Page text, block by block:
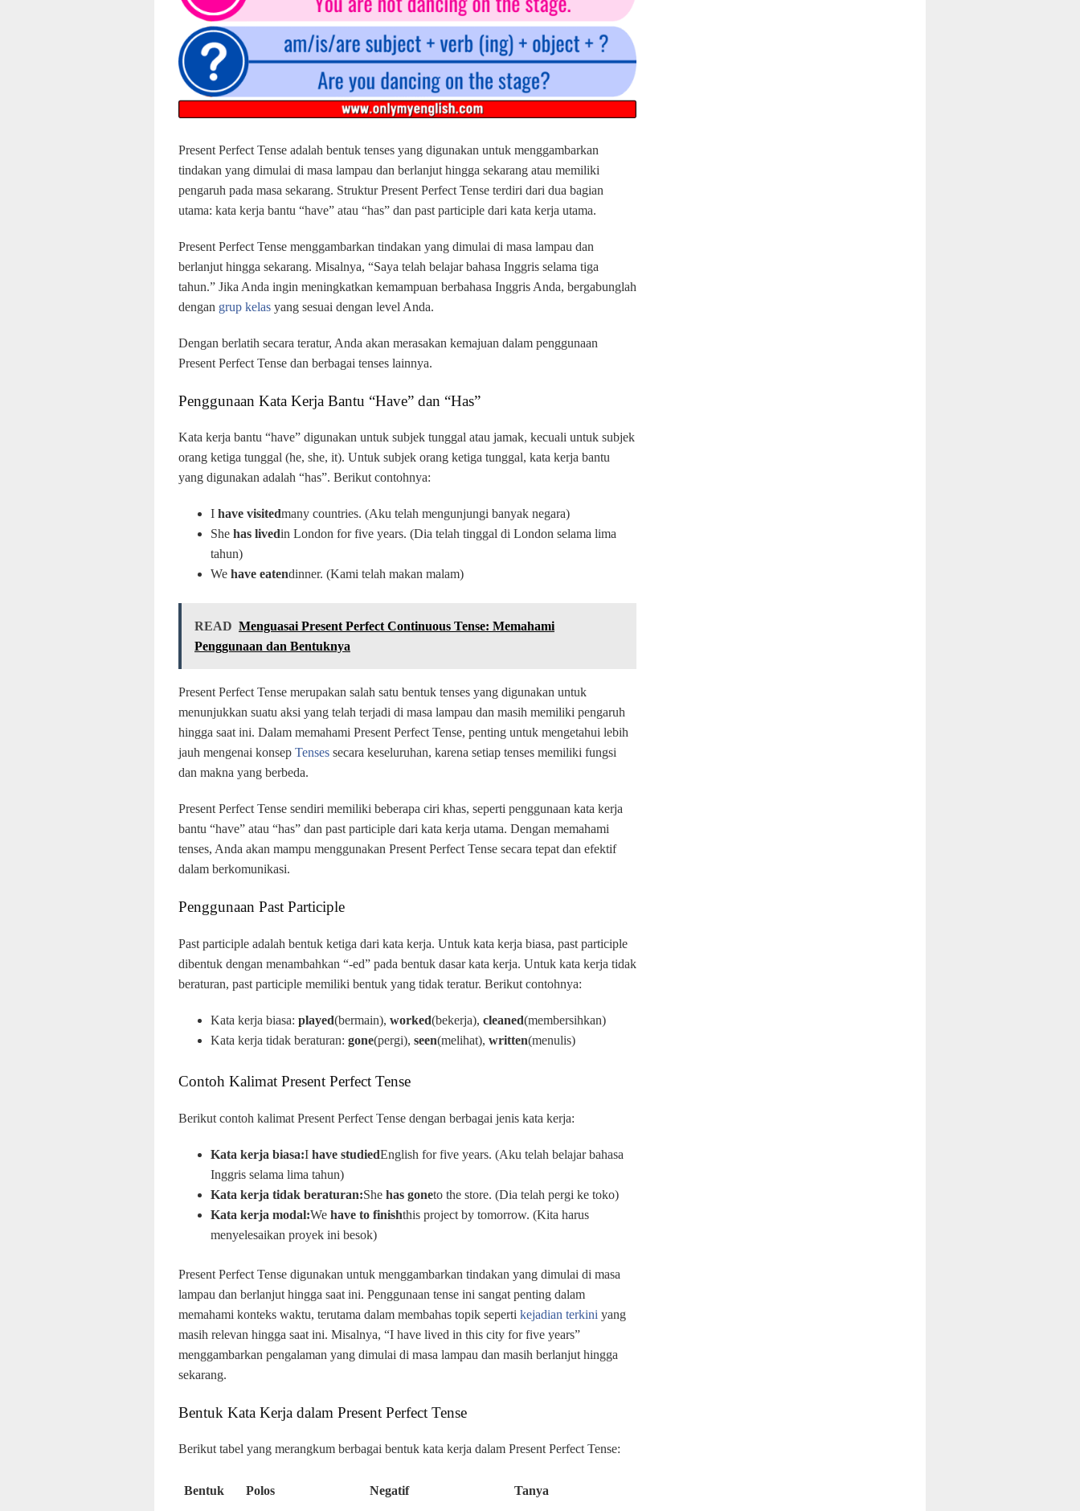
Present Perfect Tense adalah bentuk tenses yang digunakan untuk menggambarkan
tindakan yang dimulai di masa lampau dan berlanjut hingga sekarang atau memiliki
pengaruh pada masa sekarang. Struktur Present Perfect Tense terdiri dari dua bagian
utama: kata kerja bantu “have” atau “has” dan past participle dari kata kerja utama.
Present Perfect Tense menggambarkan tindakan yang dimulai di masa lampau dan
berlanjut hingga sekarang. Misalnya, “Saya telah belajar bahasa Inggris selama tiga
tahun.” Jika Anda ingin meningkatkan kemampuan berbahasa Inggris Anda, bergabunglah
dengan grup kelas yang sesuai dengan level Anda.
Dengan berlatih secara teratur, Anda akan merasakan kemajuan dalam penggunaan
Present Perfect Tense dan berbagai tenses lainnya.
Penggunaan Kata Kerja Bantu “Have” dan “Has”
Kata kerja bantu “have” digunakan untuk subjek tunggal atau jamak, kecuali untuk subjek
orang ketiga tunggal (he, she, it). Untuk subjek orang ketiga tunggal, kata kerja bantu
yang digunakan adalah “has”. Berikut contohnya:
I have visitedmany countries. (Aku telah mengunjungi banyak negara)
She has livedin London for five years. (Dia telah tinggal di London selama lima
tahun)
We have eatendinner. (Kami telah makan malam)
READ Menguasai Present Perfect Continuous Tense: Memahami
Penggunaan dan Bentuknya
Present Perfect Tense merupakan salah satu bentuk tenses yang digunakan untuk
menunjukkan suatu aksi yang telah terjadi di masa lampau dan masih memiliki pengaruh
hingga saat ini. Dalam memahami Present Perfect Tense, penting untuk mengetahui lebih
jauh mengenai konsep Tenses secara keseluruhan, karena setiap tenses memiliki fungsi
dan makna yang berbeda.
Present Perfect Tense sendiri memiliki beberapa ciri khas, seperti penggunaan kata kerja
bantu “have” atau “has” dan past participle dari kata kerja utama. Dengan memahami
tenses, Anda akan mampu menggunakan Present Perfect Tense secara tepat dan efektif
dalam berkomunikasi.
Penggunaan Past Participle
Past participle adalah bentuk ketiga dari kata kerja. Untuk kata kerja biasa, past participle
dibentuk dengan menambahkan “-ed” pada bentuk dasar kata kerja. Untuk kata kerja tidak
beraturan, past participle memiliki bentuk yang tidak teratur. Berikut contohnya:
Kata kerja biasa: played(bermain), worked(bekerja), cleaned(membersihkan)
Kata kerja tidak beraturan: gone(pergi), seen(melihat), written(menulis)
Contoh Kalimat Present Perfect Tense
Berikut contoh kalimat Present Perfect Tense dengan berbagai jenis kata kerja:
Kata kerja biasa:I have studiedEnglish for five years. (Aku telah belajar bahasa
Inggris selama lima tahun)
Kata kerja tidak beraturan:She has goneto the store. (Dia telah pergi ke toko)
Kata kerja modal:We have to finishthis project by tomorrow. (Kita harus
menyelesaikan proyek ini besok)
Present Perfect Tense digunakan untuk menggambarkan tindakan yang dimulai di masa
lampau dan berlanjut hingga saat ini. Penggunaan tense ini sangat penting dalam
memahami konteks waktu, terutama dalam membahas topik seperti kejadian terkini yang
masih relevan hingga saat ini. Misalnya, “I have lived in this city for five years”
menggambarkan pengalaman yang dimulai di masa lampau dan masih berlanjut hingga
sekarang.
Bentuk Kata Kerja dalam Present Perfect Tense
Berikut tabel yang merangkum berbagai bentuk kata kerja dalam Present Perfect Tense:
Bentuk Polos Negatif Tanya